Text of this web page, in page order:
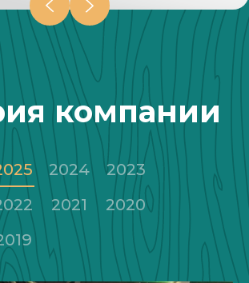
компании
2024
2023
2021
2020